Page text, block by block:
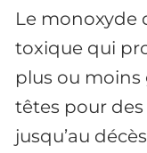
Le monoxyde
toxique qui
plus ou moins
têtes pour
jusqu’au